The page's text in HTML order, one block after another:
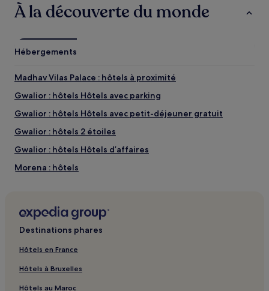
À la découverte du monde
Hébergements
Madhav Vilas Palace : hôtels à proximité
Gwalior : hôtels Hôtels avec parking
Gwalior : hôtels Hôtels avec petit-déjeuner gratuit
Gwalior : hôtels 2 étoiles
Gwalior : hôtels Hôtels d’affaires
Morena : hôtels
Destinations phares
Hôtels en France
Hôtels à Bruxelles
Hôtels au Maroc